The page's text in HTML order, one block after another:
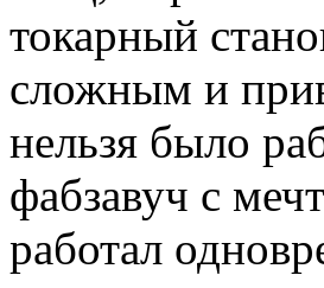
токарный
сложным и
нельзя было
фабзавуч с
работал